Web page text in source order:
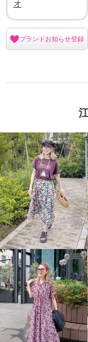
オ
ブランドお知らせ登録